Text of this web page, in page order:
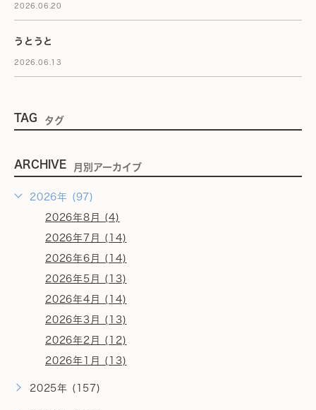
2026.06.20
うとうと
2026.06.13
TAG タグ
ARCHIVE 月別アーカイブ
2026年 (97)
2026年8月 (4)
2026年7月 (14)
2026年6月 (14)
2026年5月 (13)
2026年4月 (14)
2026年3月 (13)
2026年2月 (12)
2026年1月 (13)
2025年 (157)